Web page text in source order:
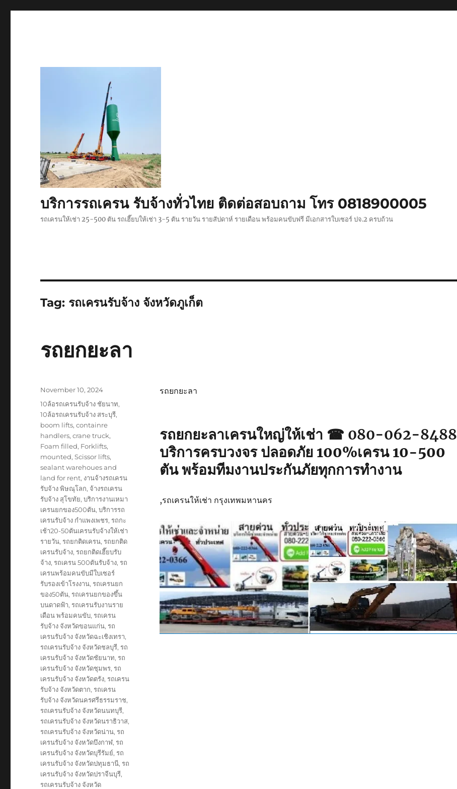
บริการรถเครน รับจ้างทั่วไทย ติดต่อสอบถาม โทร 0818900005
รถเครนให้เช่า 25-500 ตัน รถเฮี๊ยบให้เช่า 3-5 ตัน รายวัน รายสัปดาห์ รายเดือน พร้อมคนขับฟรี มีเอกสารใบเซอร์ ปจ.2 ครบถ้วน
Tag: รถเครนรับจ้าง จังหวัดภูเก็ต
รถยกยะลา
รถยกยะลา
รถยกยะลาเครนใหญ่ให้เช่า ☎ 080-062-8488
บริการครบวงจร ปลอดภัย 100%เครน 10-500
ตัน พร้อมทีมงานประกันภัยทุกการทำงาน
,รถเครนให้เช่า กรุงเทพมหานคร
Posted
November 10, 2024
Tags
10ล้อรถเครนรับจ้าง ชัยนาท,
10ล้อรถเครนรับจ้าง สระบุรี,
boom lifts,containre
handlers,crane truck,
Foam filled, Forklifts,
mounted,Scissor lifts,
sealant warehoues and
land for rent, งานจ้างรถเครน
รับจ้าง พิษณุโลก, จ้างรถเครน
รับจ้าง สุโขทัย,บริการงานเหมา
เครนยกของ500ตัน,บริการรถ
เครนรับจ้าง กำแพงเพชร,รถกะ
เช้า20-50ตันเครนรับจ้างให้เช่า
รายวัน,รถยกติดเครน,รถยกติด
เครนรับจ้าง,รถยกติดเฮี๊ยบรับ
จ้าง,รถเครน 500ตันรับจ้าง,รถ
เครนพร้อมคนขับมีใบเซอร์
รับรองเข้าโรงงาน,รถเครนยก
ของ50ตัน,รถเครนยกของขึ้น
บนดาดฟ้า,รถเครนรับงานราย
เดือน พร้อมคนขับ,รถเครน
รับจ้าง จังหวัดขอนแก่น,รถ
เครนรับจ้าง จังหวัดฉะเชิงเทรา,
รถเครนรับจ้าง จังหวัดชลบุรี,รถ
เครนรับจ้าง จังหวัดชัยนาท,รถ
เครนรับจ้าง จังหวัดชุมพร,รถ
เครนรับจ้าง จังหวัดตรัง,รถเครน
รับจ้าง จังหวัดตาก,รถเครน
รับจ้าง จังหวัดนครศรีธรรมราช,
รถเครนรับจ้าง จังหวัดนนทบุรี,
รถเครนรับจ้าง จังหวัดนราธิวาส,
รถเครนรับจ้าง จังหวัดน่าน,รถ
เครนรับจ้าง จังหวัดบึงกาฬ,รถ
เครนรับจ้าง จังหวัดบุรีรัมย์,รถ
เครนรับจ้าง จังหวัดปทุมธานี,รถ
เครนรับจ้าง จังหวัดปราจีนบุรี,
รถเครนรับจ้าง จังหวัด